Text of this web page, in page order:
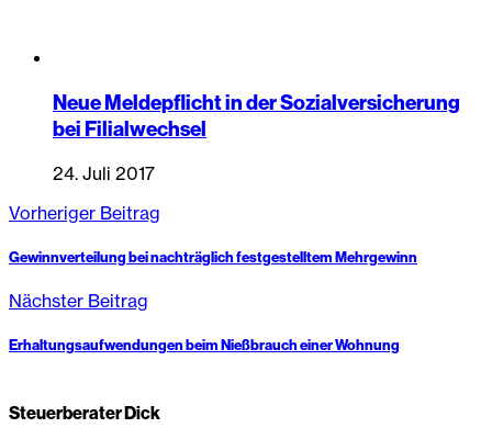
Neue Meldepflicht in der Sozialversicherung
bei Filialwechsel
24. Juli 2017
Vorheriger Beitrag
Gewinnverteilung bei nachträglich festgestelltem Mehrgewinn
Nächster Beitrag
Erhaltungsaufwendungen beim Nießbrauch einer Wohnung
Steuerberater Dick